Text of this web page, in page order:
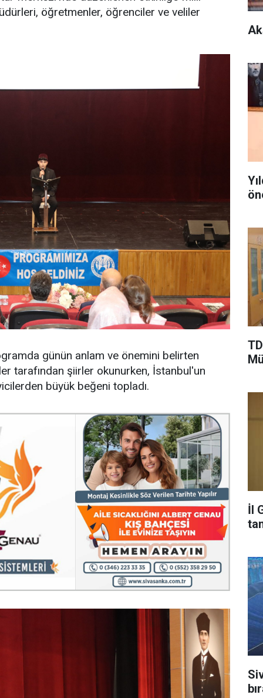
öğretmenler, öğrenciler ve veliler
günün anlam ve önemini belirten
tarafından şiirler okunurken, İstanbul'un
büyük beğeni topladı.
İl